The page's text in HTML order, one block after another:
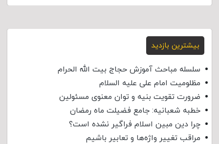
بیشترین بازدید
سلسله مباحث آموزش حجاج بیت الله الحرام
مظلومیت امام علی علیه السلام
ضرورت تقویت بنیه و توان معنوی مسئولین
خطبه شعبانیه: جامع فضیلت ماه رمضان
چرا دین مبین اسلام فراگیر نشده است؟
مراقب تغییر واژه‌ها و تعابیر باشیم